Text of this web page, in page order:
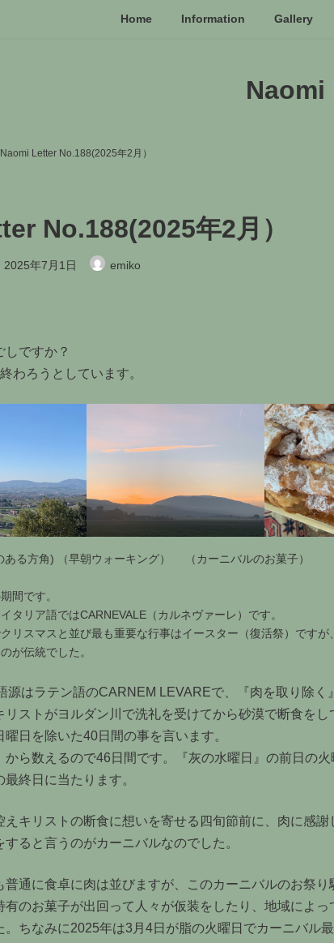
Home Information Gallery
Naomi
Naomi Letter No.188(2025年2月）
No.188(2025年2月）
最
終
:
2025年7月1日 emiko
しですか？
わろうとしています。
ある方角) （早朝ウォーキング） （カーニバルのお菓子）
間です。
タリア語ではCARNEVALE（カルネヴァーレ）です。
リスマスと並び最も重要な行事はイースター（復活祭）ですが
が伝統でした。
源はラテン語のCARNEM LEVAREで、『肉を取り除く
リストがヨルダン川で洗礼を受けてから砂漠で断食をし
日を除いた40日間の事を言います。
ら数えるので46日間です。『灰の水曜日』の前日の火
終日に当たります。
えキリストの断食に想いを寄せる四旬節前に、肉に感謝
ると言うのがカーニバルなのでした。
普通に食卓に肉は並びますが、このカーニバルのお祭り
有のお菓子が出回って人々が仮装をしたり、地域によ
ちなみに2025年は3月4日が脂の火曜日でカーニバル最